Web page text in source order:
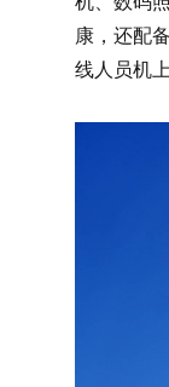
康，还配
线人员机